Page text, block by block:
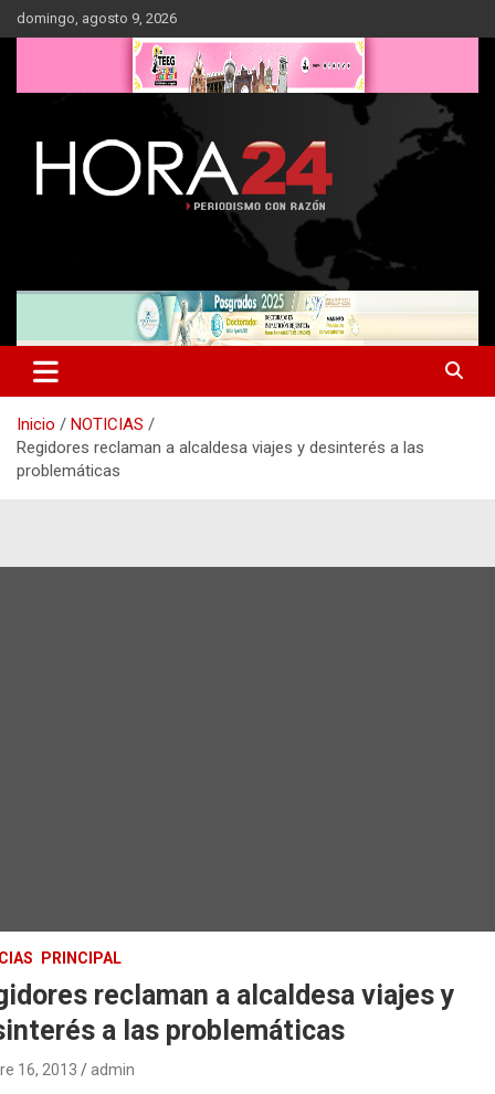
Saltar
al
domingo, agosto 9, 2026
Inicio
NOTICIAS
Regidores reclaman a alcaldesa viajes y desinterés a las
problemáticas
PRINCIPAL
reclaman a alcaldesa viajes y
a las problemáticas
16, 2013 admin